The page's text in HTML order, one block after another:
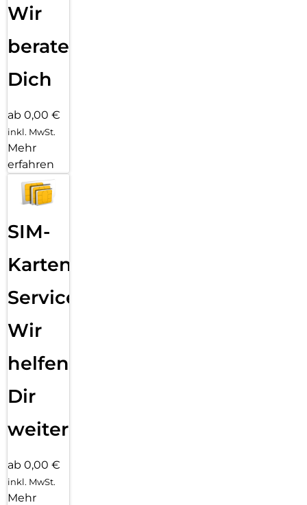
Wir
beraten
Dich
ab 0,00 €
inkl. MwSt.
Mehr
erfahren
SIM-
Karten
Service:
Wir
helfen
Dir
weiter
ab 0,00 €
inkl. MwSt.
Mehr